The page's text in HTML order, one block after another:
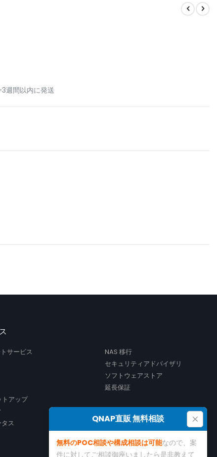
週間以内に発送
サービス
トアップ
ス
NAS 移行
セキュリティアドバイザリ
ソフトウェアストア
延長保証
QNAP直販 無料相談 ×
無料のPOC相談や構成相談は可能なので、案
件に対してご相談御座いましたら是非教えて